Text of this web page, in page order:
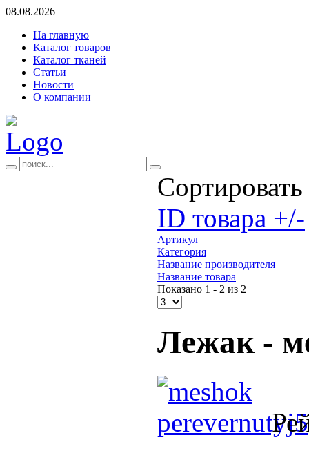
08.08.2026
На главную
Каталог товаров
Каталог тканей
Статьи
Новости
О компании
ID товара +/-
Артикул
Категория
Название производителя
Название товара
Показано 1 - 2 из 2
Лежак -